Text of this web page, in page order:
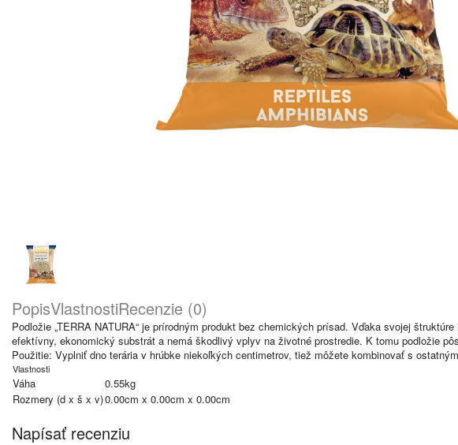
PopisVlastnostiRecenzie (0)
Podložie „TERRA NATURA“ je prírodným produkt bez chemických prísad. Vďaka svojej
efektívny, ekonomický substrát a nemá škodlivý vplyv na životné prostredie. K tomu podložie
Použitie: Vyplniť dno terária v hrúbke niekoľkých centimetrov, tiež môžete kombinovať s
Vlastnosti
Váha
0.55kg
Rozmery (d x š x v)0.00cm x 0.00cm x 0.00cm
Napísať recenziu